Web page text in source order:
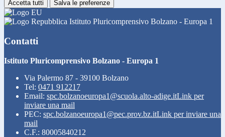
Accetta tutti Salva le preferenze
Istituto Pluricomprensivo Bolzano - Europa 1
Contatti
Istituto Pluricomprensivo Bolzano - Europa 1
Via Palermo 87 - 39100 Bolzano
Tel: 0471 912217
Email: spc.bolzanoeuropa1@scuola.alto-adige.itLink per
inviare una mail
PEC: spc.bolzanoeuropa1@pec.prov.bz.itLink per inviare una
mail
C.F.: 80005840212